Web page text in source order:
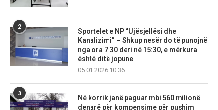
2
Sportelet e NP “Ujësjellësi dhe
Kanalizimi” – Shkup nesër do të punojnë
nga ora 7:30 deri në 15:30, e mërkura
është ditë jopune
05.01.2026 10:36
3
Në korrik janë paguar mbi 560 milionë
denarë për kompensime për pushim